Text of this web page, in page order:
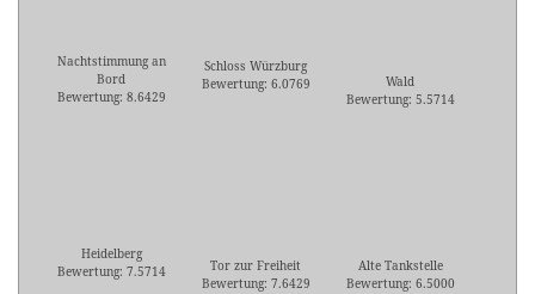
Nachtstimmung an
Bord
Bewertung: 8.6429
Schloss Würzburg
Bewertung: 6.0769
Wald
Bewertung: 5.5714
Heidelberg
Bewertung: 7.5714
Tor zur Freiheit
Bewertung: 7.6429
Alte Tankstelle
Bewertung: 6.5000